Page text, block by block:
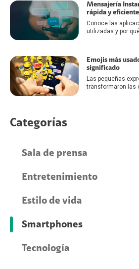
Mensajería
rápida y eficiente
Conoce las
utilizadas y por
Emojis más
significado
Las pequeñas
transformaron las
Categorías
Sala de prensa
Entretenimiento
Estilo de vida
Smartphones
Tecnología